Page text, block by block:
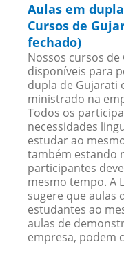
Aulas em
Cursos de
fechado)
Nossos cursos
disponíveis para
dupla de Gujarati
ministrado na
Todos os
necessidades
estudar ao
também estando
participantes
mesmo tempo. A
sugere que aulas
estudantes ao
aulas de
empresa, podem